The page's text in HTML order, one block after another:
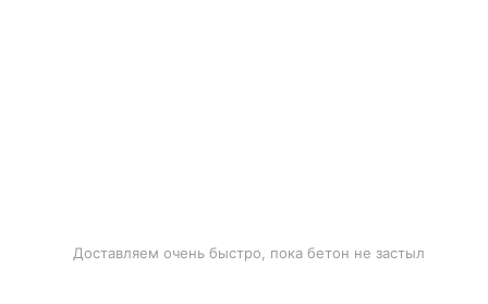
Доставляем очень быстро, пока бетон не застыл